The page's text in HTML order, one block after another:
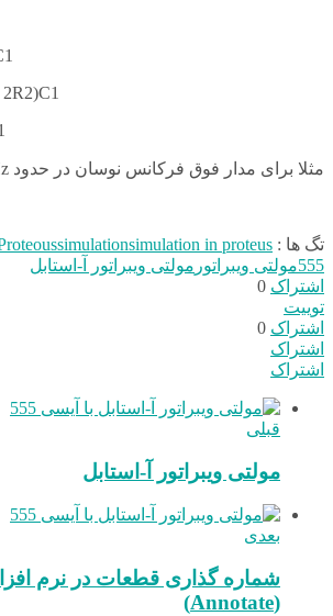
2)C1
مثلا برای مدار فوق فرکانس نوسان در حدود 1Hz می باشد .
تگ ها : simulationsimulation in proteus
555مولتی ویبراتور مولتی ویبراتور آ-استابل
اشتراک 0
توییت
اشتراک 0
اشتراک
اشتراک
قبلی
مولتی ویبراتور آ-استابل
بعدی
شماره گذاری قطعات در نرم افزار
(Annotate)